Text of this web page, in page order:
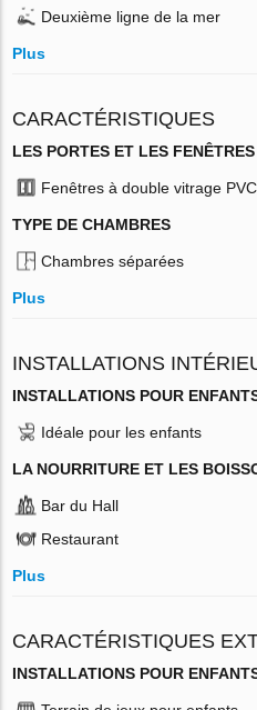
Deuxième ligne de la mer
Plus
CARACTÉRISTIQUES
LES PORTES ET LES FENÊTRES
Fenêtres à double vitrage PVC
TYPE DE CHAMBRES
Chambres séparées
Plus
INSTALLATIONS
INSTALLATIONS POUR
Idéale pour les enfants
LA NOURRITURE ET LES
Bar du Hall
Restaurant
Plus
CARACTÉRISTIQUES
INSTALLATIONS POUR